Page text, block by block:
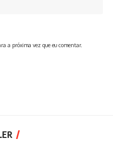
a próxima vez que eu comentar.